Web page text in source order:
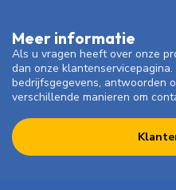
Meer informatie
Als u vragen heeft over onze
dan onze
bedrijfsgegevens, antwoorden
verschillende manieren om